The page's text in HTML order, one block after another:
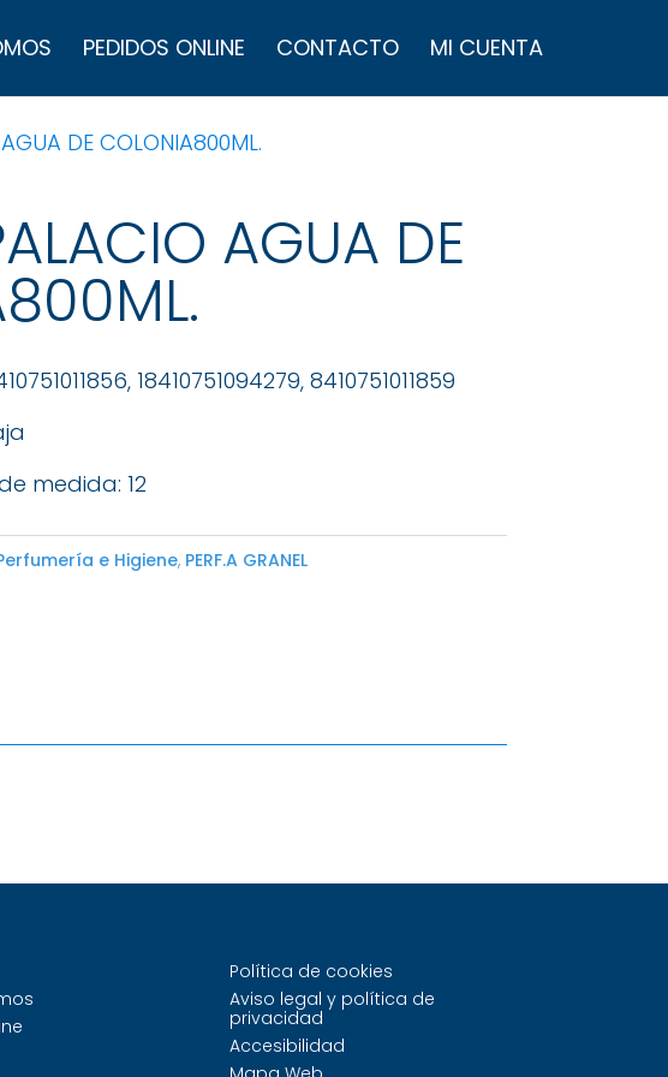
PEDIDOS ONLINE CONTACTO MI CUENTA
de
productos
DE COLONIA800ML.
AGUA DE
18410751094279, 8410751011859
medida: 12
e Higiene, PERF.A GRANEL
Política de cookies
Aviso legal y política de
privacidad
Accesibilidad